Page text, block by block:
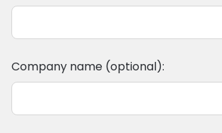
Company name (optional):